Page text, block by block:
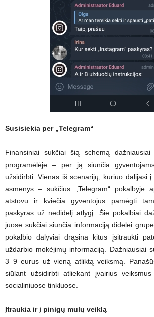
Susisiekia per „Telegram“
Finansiniai sukčiai šią schemą dažniausiai
programėlėje – per ją siunčia
užsidirbti. Vienas iš scenarijų, kuriuo dalijasi
asmenys – sukčius „Telegram“ pokalbyje
atstovu ir kviečia gyventojus pamėgti
paskyras už nedidelį atlygį. Šie pokalbiai
juose sukčiai siunčia informaciją didelei
pokalbio dalyviai drąsina kitus įsitraukti
uždarbio mokėjimų informaciją. Dažniausiai
3–9 eurus už vieną atliktą veiksmą.
siūlant užsidirbti atliekant įvairius veiksmus
socialiniuose tinkluose.
Įtraukia ir į pinigų mulų veiklą